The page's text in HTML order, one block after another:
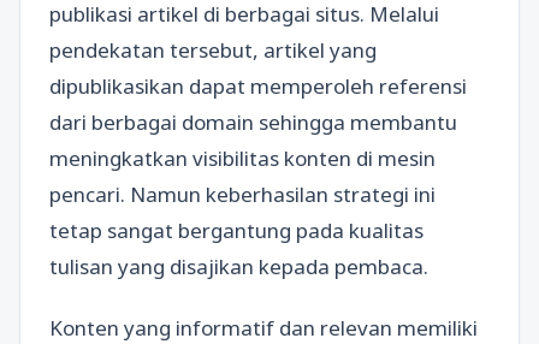
publikasi artikel di berbagai situs. Melalui
pendekatan tersebut, artikel yang
dipublikasikan dapat memperoleh referensi
dari berbagai domain sehingga membantu
meningkatkan visibilitas konten di mesin
pencari. Namun keberhasilan strategi ini
tetap sangat bergantung pada kualitas
tulisan yang disajikan kepada pembaca.
Konten yang informatif dan relevan memiliki